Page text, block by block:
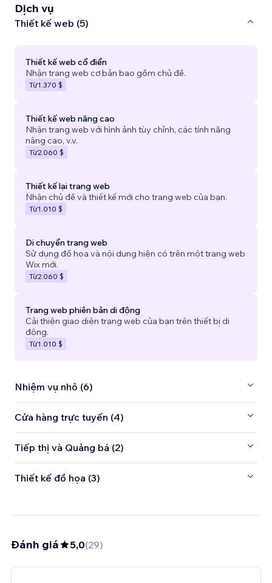
Dịch vụ
Thiết kế web (5)
Thiết kế web cổ điển
Nhận trang web cơ bản bao gồm chủ đề.
Từ1.370 $
Thiết kế web nâng cao
Nhận trang web với hình ảnh tùy chỉnh, các tính năng
nâng cao, v.v.
Từ2.060 $
Thiết kế lại trang web
Nhận chủ đề và thiết kế mới cho trang web của bạn.
Từ1.010 $
Di chuyển trang web
Sử dụng đồ họa và nội dung hiện có trên một trang web
Wix mới.
Từ2.060 $
Trang web phiên bản di động
Cải thiện giao diện trang web của bạn trên thiết bị di
động.
Từ1.010 $
Nhiệm vụ nhỏ (6)
Cửa hàng trực tuyến (4)
Tiếp thị và Quảng bá (2)
Thiết kế đồ họa (3)
Đánh giá 5,0(29)